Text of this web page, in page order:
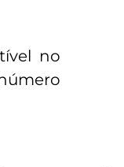
no